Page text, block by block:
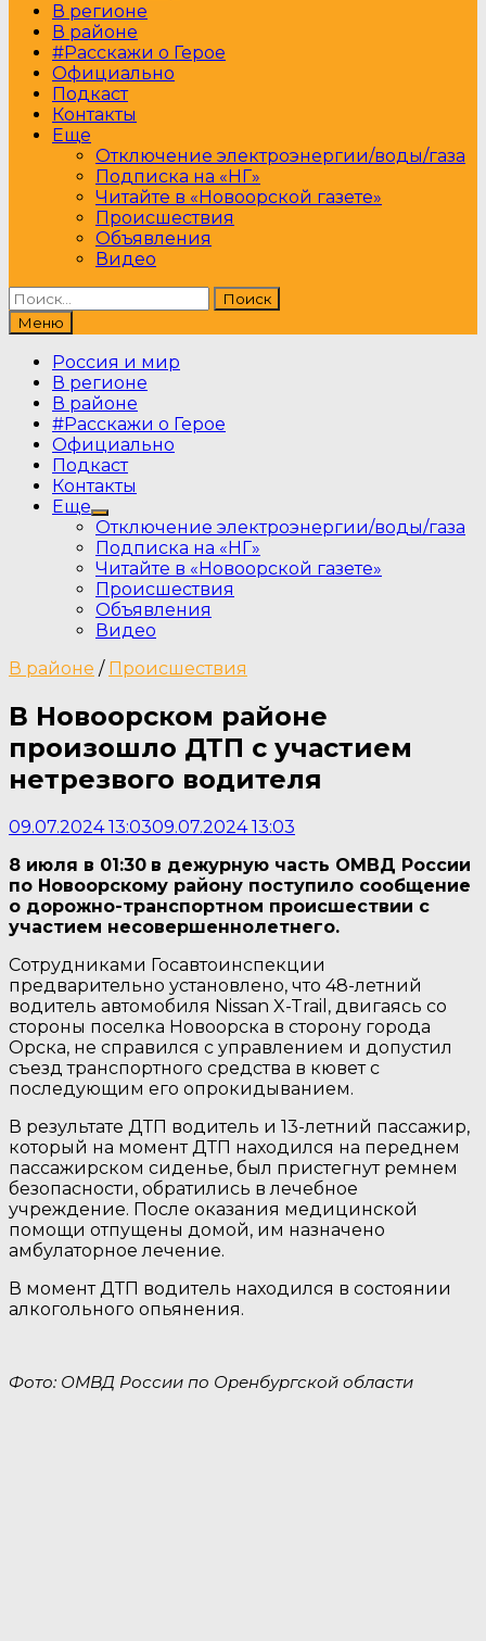
В регионе
В районе
#Расскажи о Герое
Официально
Подкаст
Контакты
Еще
Отключение электроэнергии/воды/газа
Подписка на «НГ»
Читайте в «Новоорской газете»
Происшествия
Объявления
Видео
Найти:
Меню
Россия и мир
В регионе
В районе
#Расскажи о Герое
Официально
Подкаст
Контакты
Еще
Show
sub
menu
Отключение электроэнергии/воды/газа
Подписка на «НГ»
Читайте в «Новоорской газете»
Происшествия
Объявления
Видео
В районе / Происшествия
В Новоорском районе
произошло ДТП с участием
нетрезвого водителя
09.07.2024 13:0309.07.2024 13:03
8 июля в 01:30 в дежурную часть ОМВД России
по Новоорскому району поступило сообщение
о дорожно-транспортном происшествии с
участием несовершеннолетнего.
Сотрудниками Госавтоинспекции
предварительно установлено, что 48-летний
водитель автомобиля Nissan X-Trail, двигаясь со
стороны поселка Новоорска в сторону города
Орска, не справился с управлением и допустил
съезд транспортного средства в кювет с
последующим его опрокидыванием.
В результате ДТП водитель и 13-летний пассажир,
который на момент ДТП находился на переднем
пассажирском сиденье, был пристегнут ремнем
безопасности, обратились в лечебное
учреждение. После оказания медицинской
помощи отпущены домой, им назначено
амбулаторное лечение.
В момент ДТП водитель находился в состоянии
алкогольного опьянения.
Фото: ОМВД России по Оренбургской области